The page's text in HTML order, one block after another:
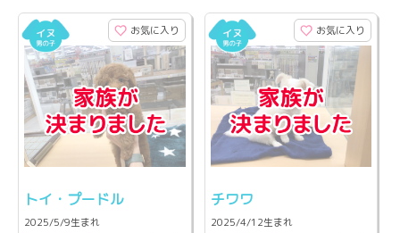
お気に入り
トイ・プードル
2025/5/9生まれ
お気に入り
チワワ
2025/4/12生まれ